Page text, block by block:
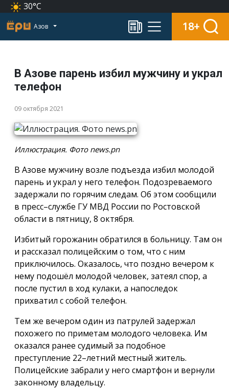
30°C
Азов 18+
В Азове парень избил мужчину и украл
телефон
09 октября 2021
Иллюстрация. Фото news.pn
В Азове мужчину возле подъезда избил молодой
парень и украл у него телефон. Подозреваемого
задержали по горячим следам. Об этом сообщили
в пресс–службе ГУ МВД России по Ростовской
области в пятницу, 8 октября.
Избитый горожанин обратился в больницу. Там он
и рассказал полицейским о том, что с ним
приключилось. Оказалось, что поздно вечером к
нему подошёл молодой человек, затеял спор, а
после пустил в ход кулаки, а напоследок
прихватил с собой телефон.
Тем же вечером один из патрулей задержал
похожего по приметам молодого человека. Им
оказался ранее судимый за подобное
преступление 22–летний местный житель.
Полицейские забрали у него смартфон и вернули
законному владельцу.